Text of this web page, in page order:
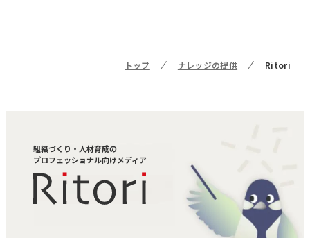
トップ ナレッジの提供 Ritori
組織づくり・人材育成の
プロフェッショナル向けメディア